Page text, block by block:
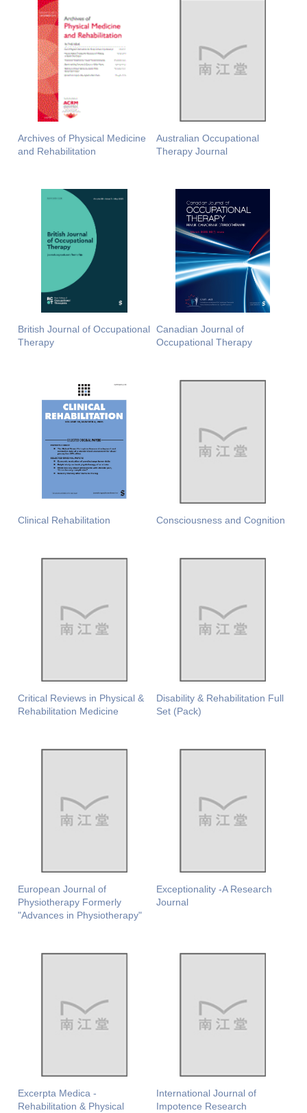
Archives of Physical Medicine
and Rehabilitation
Australian Occupational
Therapy Journal
British Journal of Occupational
Therapy
Canadian Journal of
Occupational Therapy
Clinical Rehabilitation Consciousness and Cognition
Critical Reviews in Physical &
Rehabilitation Medicine
Disability & Rehabilitation Full
Set (Pack)
European Journal of
Physiotherapy Formerly
"Advances in Physiotherapy"
Exceptionality -A Research
Journal
Excerpta Medica -
Rehabilitation & Physical
International Journal of
Impotence Research